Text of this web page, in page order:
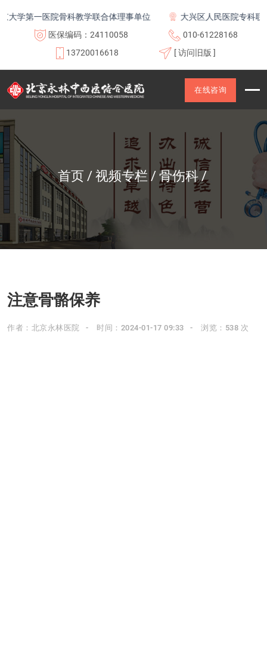
学第一医院骨科教学联合体理事单位
大兴区人民医院专科联盟
医保编码：24110058
010-61228168
13720016618
[ 访问旧版 ]
在线咨询
首页 视频专栏 骨伤科
注意骨骼保养
作者：北京永林医院 时间：2024-01-17 09:33 浏览：538 次